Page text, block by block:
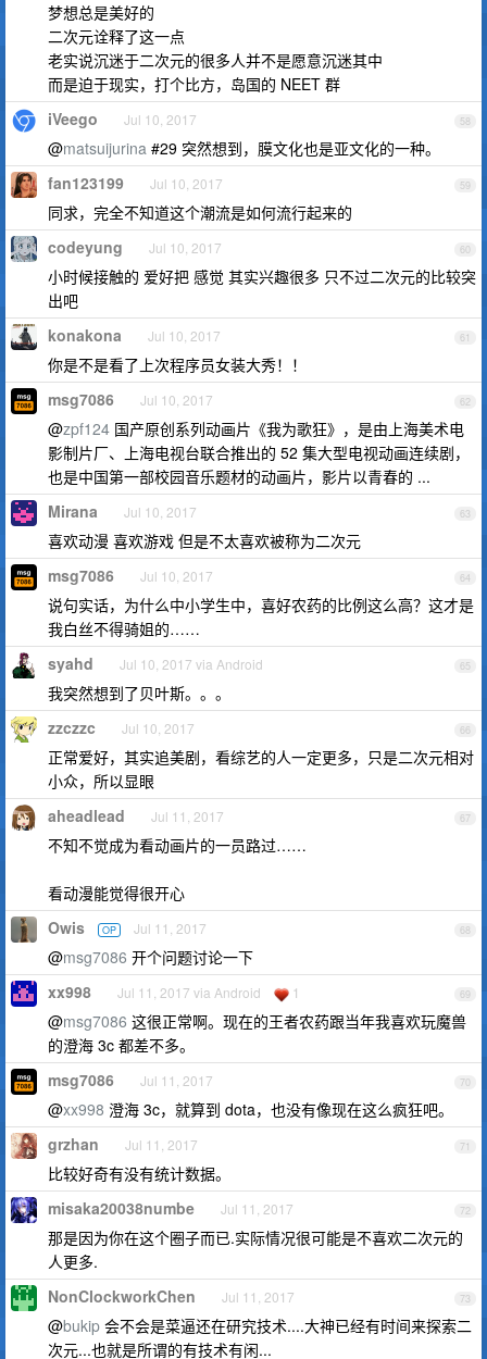
梦想总是美好的
二次元诠释了这一点
老实说沉迷于二次元的很多人并不是愿意沉迷其中
而是迫于现实，打个比方，岛国的 NEET 群
58
iVeego Jul 10, 2017
@matsuijurina #29 突然想到，膜文化也是亚文化的一种。
59
fan123199 Jul 10, 2017
同求，完全不知道这个潮流是如何流行起来的
60
codeyung Jul 10, 2017
小时候接触的 爱好把 感觉 其实兴趣很多 只不过二次元的比较突
出吧
61
konakona Jul 10, 2017
你是不是看了上次程序员女装大秀！！
62
msg7086 Jul 10, 2017
@zpf124 国产原创系列动画片《我为歌狂》，是由上海美术电
影制片厂、上海电视台联合推出的 52 集大型电视动画连续剧，
也是中国第一部校园音乐题材的动画片，影片以青春的 ...
63
Mirana Jul 10, 2017
喜欢动漫 喜欢游戏 但是不太喜欢被称为二次元
64
msg7086 Jul 10, 2017
说句实话，为什么中小学生中，喜好农药的比例这么高？这才是
我白丝不得骑姐的……
65
syahd Jul 10, 2017 via Android
我突然想到了贝叶斯。。。
66
zzczzc Jul 10, 2017
正常爱好，其实追美剧，看综艺的人一定更多，只是二次元相对
小众，所以显眼
67
aheadlead Jul 11, 2017
不知不觉成为看动画片的一员路过……
看动漫能觉得很开心
68
Owis OP Jul 11, 2017
@msg7086 开个问题讨论一下
69
xx998 Jul 11, 2017 via Android 1
@msg7086 这很正常啊。现在的王者农药跟当年我喜欢玩魔兽
的澄海 3c 都差不多。
70
msg7086 Jul 11, 2017
@xx998 澄海 3c，就算到 dota，也没有像现在这么疯狂吧。
71
grzhan Jul 11, 2017
比较好奇有没有统计数据。
72
misaka20038numbe Jul 11, 2017
那是因为你在这个圈子而已.实际情况很可能是不喜欢二次元的
人更多.
73
NonClockworkChen Jul 11, 2017
@bukip 会不会是菜逼还在研究技术....大神已经有时间来探索二
次元...也就是所谓的有技术有闲...